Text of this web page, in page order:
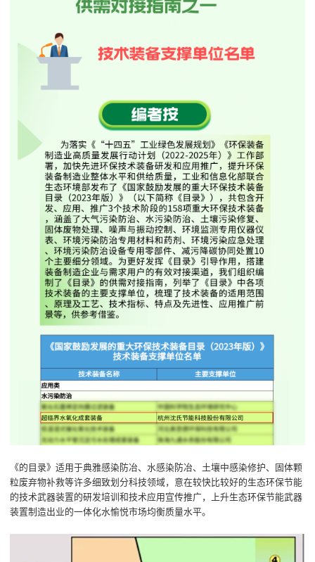
《的目录》适用于典雅感染防冶、水感染防冶、土壤中感染修护、固体颗
粒废弃物补救等许多细致划分科技领域，意在较快比较好的生态环保节能
的技术武器装置的研发培训和技术应用宣传推广，上升生态环保节能武器
装置制造出业的一体化水愉悦市场均衡质量水平。